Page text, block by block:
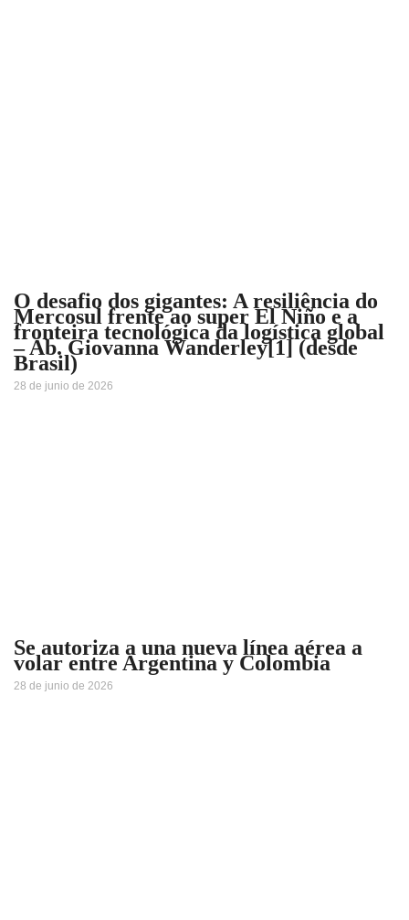
O desafio dos gigantes: A resiliência do
Mercosul frente ao super El Niño e a
fronteira tecnológica da logística global
– Ab. Giovanna Wanderley[1] (desde
Brasil)
28 de junio de 2026
Se autoriza a una nueva línea aérea a
volar entre Argentina y Colombia
28 de junio de 2026